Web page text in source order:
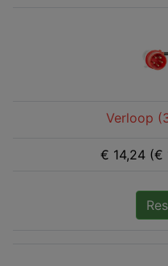
Verloop
€ 14,24 (€